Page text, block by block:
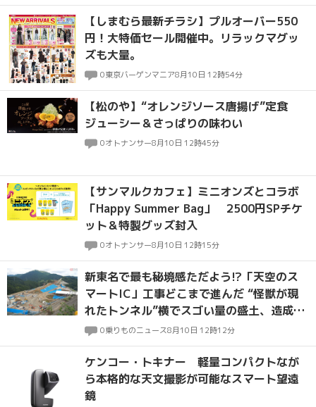
【しまむら最新チラシ】プルオーバー550
円！大特価セール開催中。リラックマグッ
ズも大量。
0東京バーゲンマニア8月10日 12時54分
【松のや】“オレンジソース唐揚げ”定食
ジューシー＆さっぱりの味わい
0オトナンサー8月10日 12時45分
【サンマルクカフェ】ミニオンズとコラボ
「Happy Summer Bag」 2500円SPチケ
ット＆特製グッズ封入
0オトナンサー8月10日 12時15分
新東名で最も秘境感ただよう!?「天空のス
マートIC」工事どこまで進んだ “怪獣が現
れたトンネル”横でスゴい量の盛土、造成は
佳境へ
0乗りものニュース8月10日 12時12分
ケンコー・トキナー 軽量コンパクトなが
ら本格的な天文撮影が可能なスマート望遠
鏡